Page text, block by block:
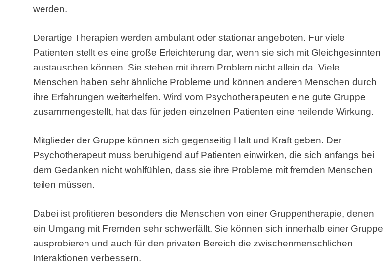
werden.
Derartige Therapien werden ambulant oder stationär angeboten. Für viele
Patienten stellt es eine große Erleichterung dar, wenn sie sich mit Gleichgesinnten
austauschen können. Sie stehen mit ihrem Problem nicht allein da. Viele
Menschen haben sehr ähnliche Probleme und können anderen Menschen durch
ihre Erfahrungen weiterhelfen. Wird vom Psychotherapeuten eine gute Gruppe
zusammengestellt, hat das für jeden einzelnen Patienten eine heilende Wirkung.
Mitglieder der Gruppe können sich gegenseitig Halt und Kraft geben. Der
Psychotherapeut muss beruhigend auf Patienten einwirken, die sich anfangs bei
dem Gedanken nicht wohlfühlen, dass sie ihre Probleme mit fremden Menschen
teilen müssen.
Dabei ist profitieren besonders die Menschen von einer Gruppentherapie, denen
ein Umgang mit Fremden sehr schwerfällt. Sie können sich innerhalb einer Gruppe
ausprobieren und auch für den privaten Bereich die zwischenmenschlichen
Interaktionen verbessern.